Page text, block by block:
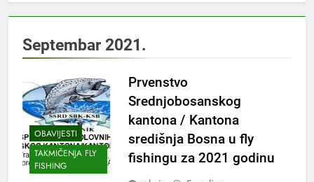
Septembar 2021.
OBAVIJESTI
TAKMIČENJA FLY
FISHING
Prvenstvo
Srednjobosanskog
kantona / Kantona
središnja Bosna u fly
fishingu za 2021 godinu